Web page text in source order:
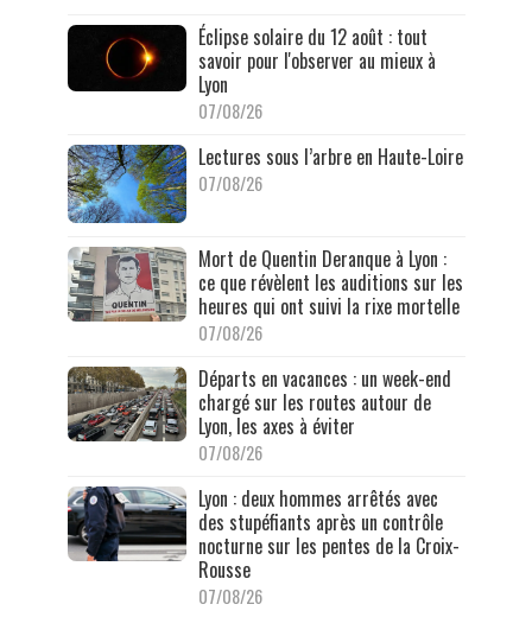
Éclipse solaire du 12 août : tout
savoir pour l'observer au mieux à
Lyon
07/08/26
Lectures sous l’arbre en Haute-Loire
07/08/26
Mort de Quentin Deranque à Lyon :
ce que révèlent les auditions sur les
heures qui ont suivi la rixe mortelle
07/08/26
Départs en vacances : un week-end
chargé sur les routes autour de
Lyon, les axes à éviter
07/08/26
Lyon : deux hommes arrêtés avec
des stupéfiants après un contrôle
nocturne sur les pentes de la Croix-
Rousse
07/08/26